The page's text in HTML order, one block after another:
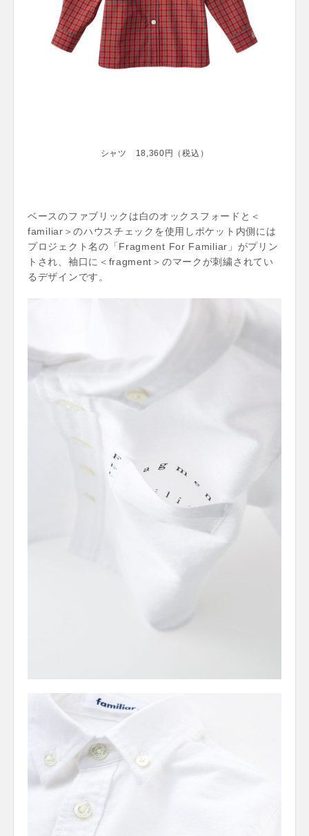
シャツ 18,360円（税込）
ベースのファブリックは白のオックスフォードと＜
familiar＞のハウスチェックを使用しポケット内側には
プロジェクト名の「Fragment For Familiar」がプリン
トされ、袖口に＜fragment＞のマークが刺繍されてい
るデザインです。